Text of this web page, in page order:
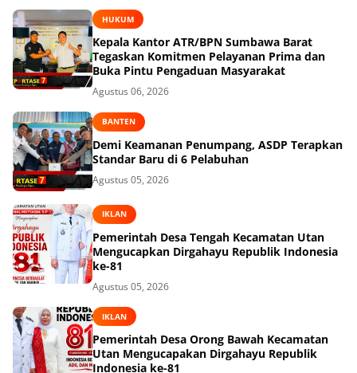
HUKUM
Kepala Kantor ATR/BPN Sumbawa Barat
Tegaskan Komitmen Pelayanan Prima dan
Buka Pintu Pengaduan Masyarakat
Agustus 06, 2026
BANTEN
Demi Keamanan Penumpang, ASDP Terapkan
Standar Baru di 6 Pelabuhan
Agustus 05, 2026
IKLAN
Pemerintah Desa Tengah Kecamatan Utan
Mengucapkan Dirgahayu Republik Indonesia
ke-81
Agustus 05, 2026
IKLAN
Pemerintah Desa Orong Bawah Kecamatan
Utan Mengucapakan Dirgahayu Republik
Indonesia ke-81